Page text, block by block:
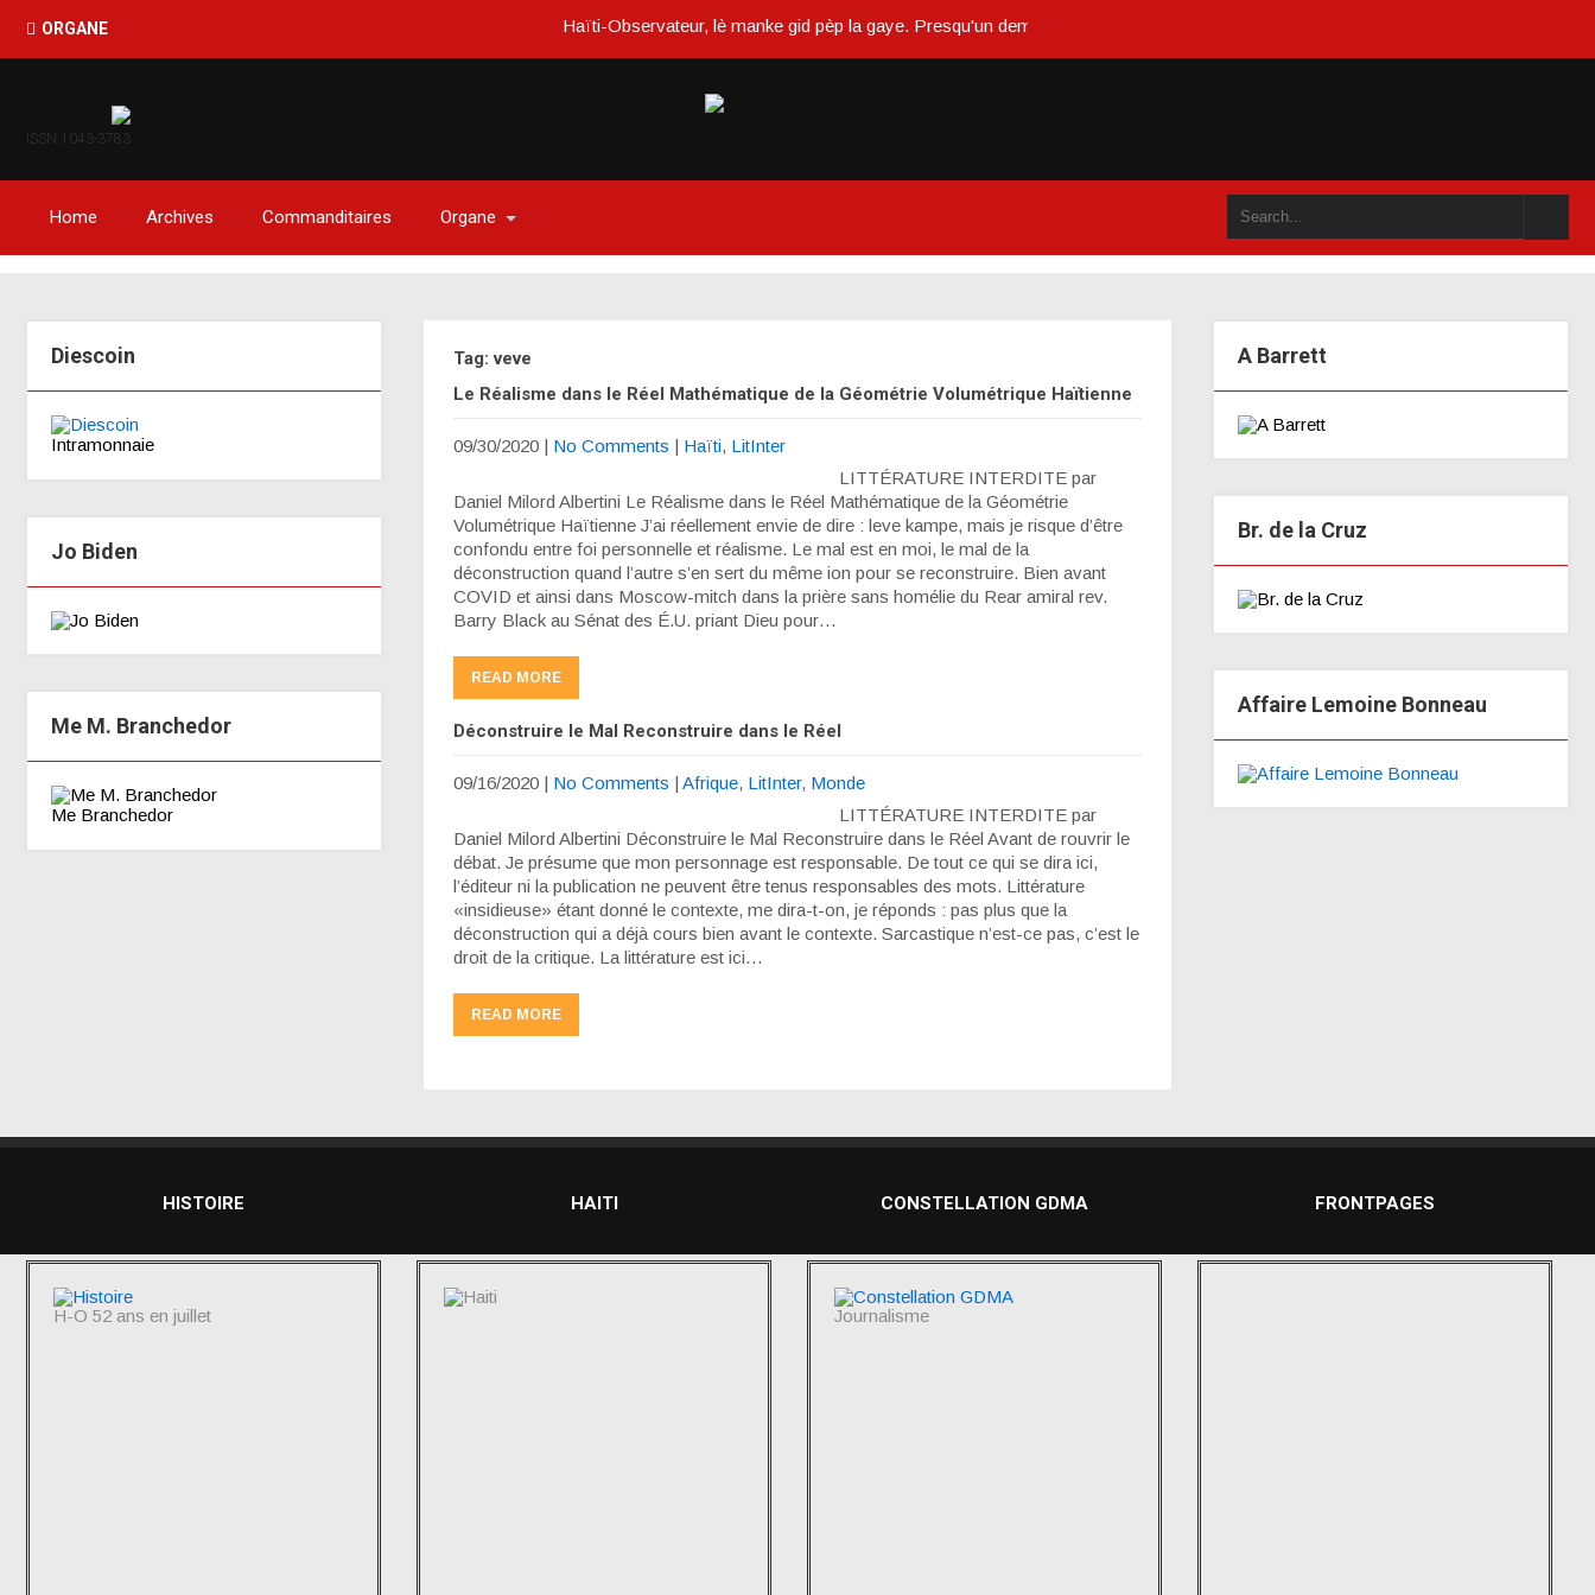
ORGANE Haïti-Observateur, lè manke gid pèp la gaye. Presqu'un demi siècle ou dans un an accompli (juillet 2021)
ISSN 1043-3783
Home Archives Commanditaires Organe
Diescoin
Intramonnaie
Jo Biden
Me M. Branchedor
Me Branchedor
Tag: veve
Le Réalisme dans le Réel Mathématique de la Géométrie Volumétrique Haïtienne
09/30/2020 | No Comments | Haïti, LitInter
LITTÉRATURE INTERDITE par
Daniel Milord Albertini Le Réalisme dans le Réel Mathématique de la Géométrie
Volumétrique Haïtienne J’ai réellement envie de dire : leve kampe, mais je risque d’être
confondu entre foi personnelle et réalisme. Le mal est en moi, le mal de la
déconstruction quand l’autre s’en sert du même ion pour se reconstruire. Bien avant
COVID et ainsi dans Moscow-mitch dans la prière sans homélie du Rear amiral rev.
Barry Black au Sénat des É.U. priant Dieu pour…
READ MORE
Déconstruire le Mal Reconstruire dans le Réel
09/16/2020 | No Comments | Afrique, LitInter, Monde
LITTÉRATURE INTERDITE par
Daniel Milord Albertini Déconstruire le Mal Reconstruire dans le Réel Avant de rouvrir le
débat. Je présume que mon personnage est responsable. De tout ce qui se dira ici,
l’éditeur ni la publication ne peuvent être tenus responsables des mots. Littérature
«insidieuse» étant donné le contexte, me dira-t-on, je réponds : pas plus que la
déconstruction qui a déjà cours bien avant le contexte. Sarcastique n’est-ce pas, c’est le
droit de la critique. La littérature est ici…
READ MORE
A Barrett
Br. de la Cruz
Affaire Lemoine Bonneau
HISTOIRE
H-O 52 ans en juillet
HAITI CONSTELLATION GDMA
Journalisme
FRONTPAGES